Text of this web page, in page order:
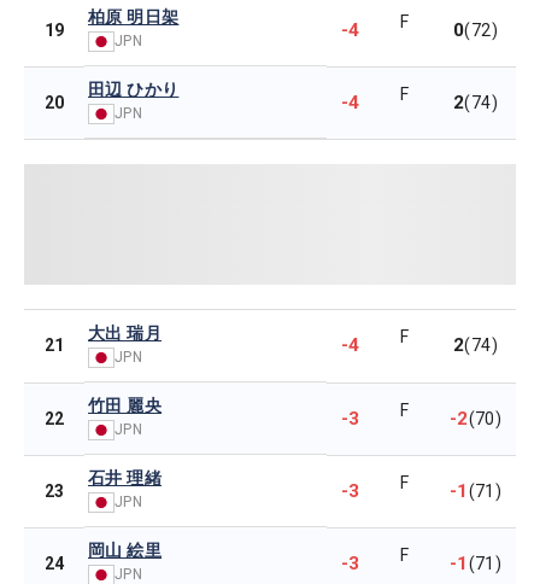
19
柏原 明日架
JPN -4 F 0(72)
20
田辺 ひかり
JPN -4 F 2(74)
21
大出 瑞月
JPN
-4 F 2(74)
22
竹田 麗央
JPN -3 F -2(70)
23
石井 理緒
JPN -3 F -1(71)
24
岡山 絵里
JPN -3 F -1(71)